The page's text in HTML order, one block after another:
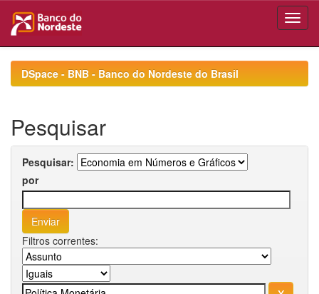
navigationDSpace - BNB - Banco do Nordeste do Brasil
Pesquisar
Pesquisar:
por
Filtros correntes: